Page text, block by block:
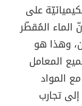
على
الماء المُقطّر
وهذا هو
المعامل
المواد
تجارب